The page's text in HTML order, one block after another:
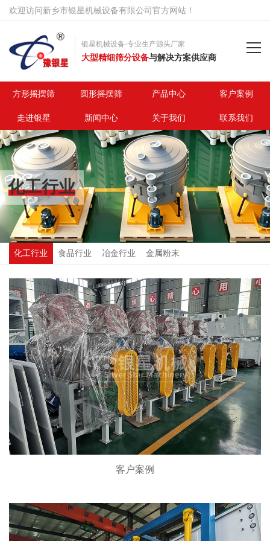
欢迎访问新乡市银星机械设备有限公司官方网站！
银星机械设备·专业生产源头厂家
大型精细筛分设备与解决方案供应商
首页
方形摇摆筛
圆形摇摆筛
产品中心
客户案例
走进银星
关于我们
联系我们
方形摇摆筛 圆形摇摆筛 产品中心 客户案例
走进银星 新闻中心 关于我们 联系我们
化工行业
化工行业 食品行业 冶金行业 金属粉末
客户案例